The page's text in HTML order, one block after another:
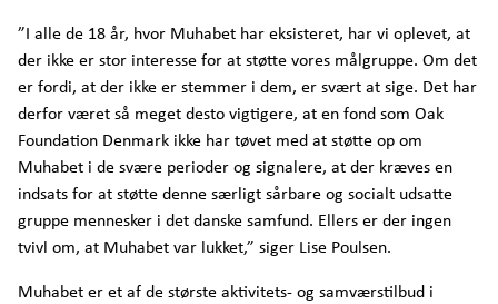
”I alle de 18 år, hvor Muhabet har eksisteret, har vi oplevet, at
der ikke er stor interesse for at støtte vores målgruppe. Om det
er fordi, at der ikke er stemmer i dem, er svært at sige. Det har
derfor været så meget desto vigtigere, at en fond som Oak
Foundation Denmark ikke har tøvet med at støtte op om
Muhabet i de svære perioder og signalere, at der kræves en
indsats for at støtte denne særligt sårbare og socialt udsatte
gruppe mennesker i det danske samfund. Ellers er der ingen
tvivl om, at Muhabet var lukket,” siger Lise Poulsen.
Muhabet er et af de største aktivitets- og samværstilbud i